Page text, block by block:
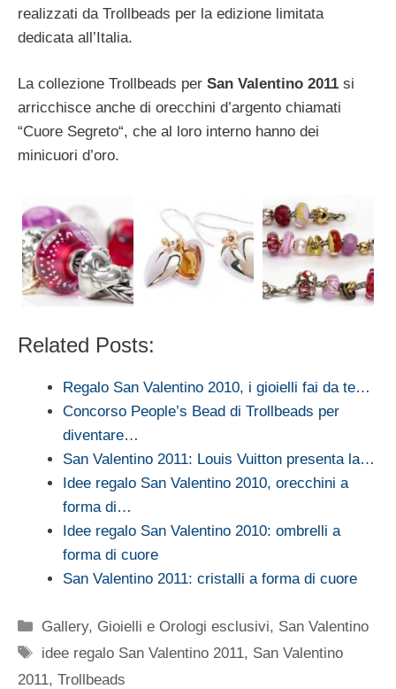
realizzati da Trollbeads per la edizione limitata
dedicata all’Italia.
La collezione Trollbeads per San Valentino 2011 si
arricchisce anche di orecchini d’argento chiamati
“Cuore Segreto“, che al loro interno hanno dei
minicuori d’oro.
Related Posts:
Regalo San Valentino 2010, i gioielli fai da te…
Concorso People’s Bead di Trollbeads per
diventare…
San Valentino 2011: Louis Vuitton presenta la…
Idee regalo San Valentino 2010, orecchini a
forma di…
Idee regalo San Valentino 2010: ombrelli a
forma di cuore
San Valentino 2011: cristalli a forma di cuore
Categorie
Gallery, Gioielli e Orologi esclusivi, San Valentino
Tag
idee regalo San Valentino 2011, San Valentino
2011, Trollbeads